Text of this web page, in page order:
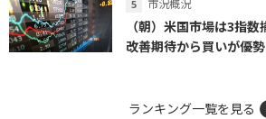
市況概況
（朝）米国市場は3指
改善期待から買いが優
ランキング一覧を見る